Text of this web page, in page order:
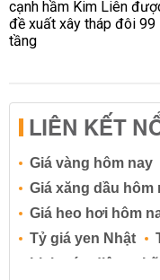
LIÊN KẾT
Giá vàng hôm nay
Giá xăng dầu hôm
Giá heo hơi hôm
Tỷ giá yen Nhật
Lịch cúp điện